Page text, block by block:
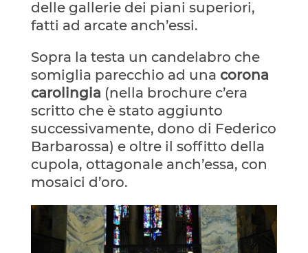
delle gallerie dei piani superiori,
fatti ad arcate anch’essi.
Sopra la testa un candelabro che
somiglia parecchio ad una corona
carolingia (nella brochure c’era
scritto che è stato aggiunto
successivamente, dono di Federico
Barbarossa) e oltre il soffitto della
cupola, ottagonale anch’essa, con
mosaici d’oro.